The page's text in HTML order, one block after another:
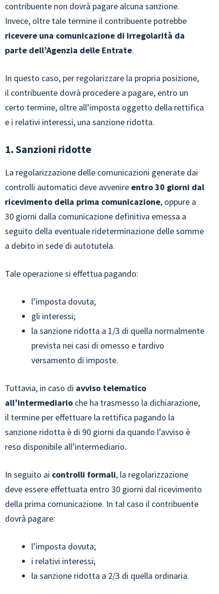
contribuente non dovrà pagare alcuna sanzione.
Invece, oltre tale termine il contribuente potrebbe
ricevere una comunicazione di irregolarità da
parte dell’Agenzia delle Entrate.
In questo caso, per regolarizzare la propria posizione,
il contribuente dovrà procedere a pagare, entro un
certo termine, oltre all’imposta oggetto della rettifica
e i relativi interessi, una sanzione ridotta.
1. Sanzioni ridotte
La regolarizzazione delle comunicazioni generate dai
controlli automatici deve avvenire entro 30 giorni dal
ricevimento della prima comunicazione, oppure a
30 giorni dalla comunicazione definitiva emessa a
seguito della eventuale rideterminazione delle somme
a debito in sede di autotutela.
Tale operazione si effettua pagando:
l’imposta dovuta;
gli interessi;
la sanzione ridotta a 1/3 di quella normalmente
prevista nei casi di omesso e tardivo
versamento di imposte.
Tuttavia, in caso di avviso telematico
all’intermediario che ha trasmesso la dichiarazione,
il termine per effettuare la rettifica pagando la
sanzione ridotta è di 90 giorni da quando l’avviso è
reso disponibile all’intermediario.
In seguito ai controlli formali, la regolarizzazione
deve essere effettuata entro 30 giorni dal ricevimento
della prima comunicazione. In tal caso il contribuente
dovrà pagare:
l’imposta dovuta;
i relativi interessi;
la sanzione ridotta a 2/3 di quella ordinaria.